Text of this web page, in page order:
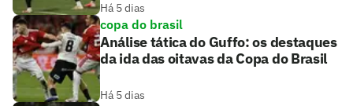
Há 5 dias
copa do brasil
Análise tática do Guffo: os destaques
da ida das oitavas da Copa do Brasil
Há 5 dias